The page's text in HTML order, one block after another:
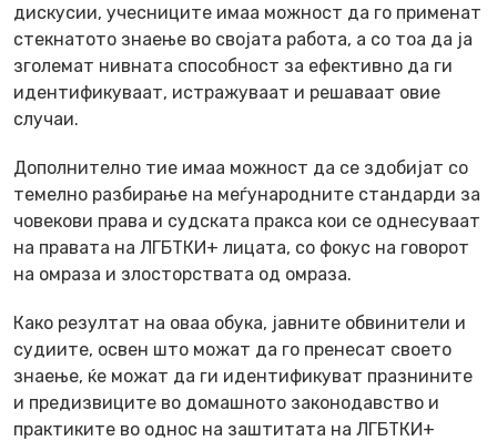
дискусии, учесниците имаа можност да го применат
стекнатото знаење во својата работа, а со тоа да ја
зголемат нивната способност за ефективно да ги
идентификуваат, истражуваат и решаваат овие
случаи.
Дополнително тие имаа можност да се здобијат со
темелно разбирање на меѓународните стандарди за
човекови права и судската пракса кои се однесуваат
на правата на ЛГБТКИ+ лицата, со фокус на говорот
на омраза и злосторствата од омраза.
Како резултат на оваа обука, јавните обвинители и
судиите, освен што можат да го пренесат своето
знаење, ќе можат да ги идентификуват празнините
и предизвиците во домашното законодавство и
практиките во однос на заштитата на ЛГБТКИ+